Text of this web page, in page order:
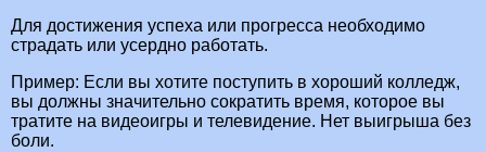
Для достижения успеха или прогресса необходимо
страдать или усердно работать.
Пример: Если вы хотите поступить в хороший колледж,
вы должны значительно сократить время, которое вы
тратите на видеоигры и телевидение. Нет выигрыша без
боли.